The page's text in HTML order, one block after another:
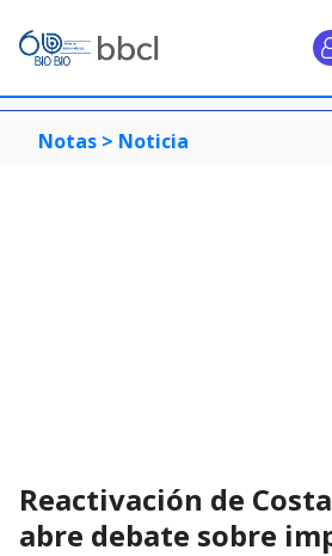
Notas > Noticia
Reactivación de
abre debate sobre